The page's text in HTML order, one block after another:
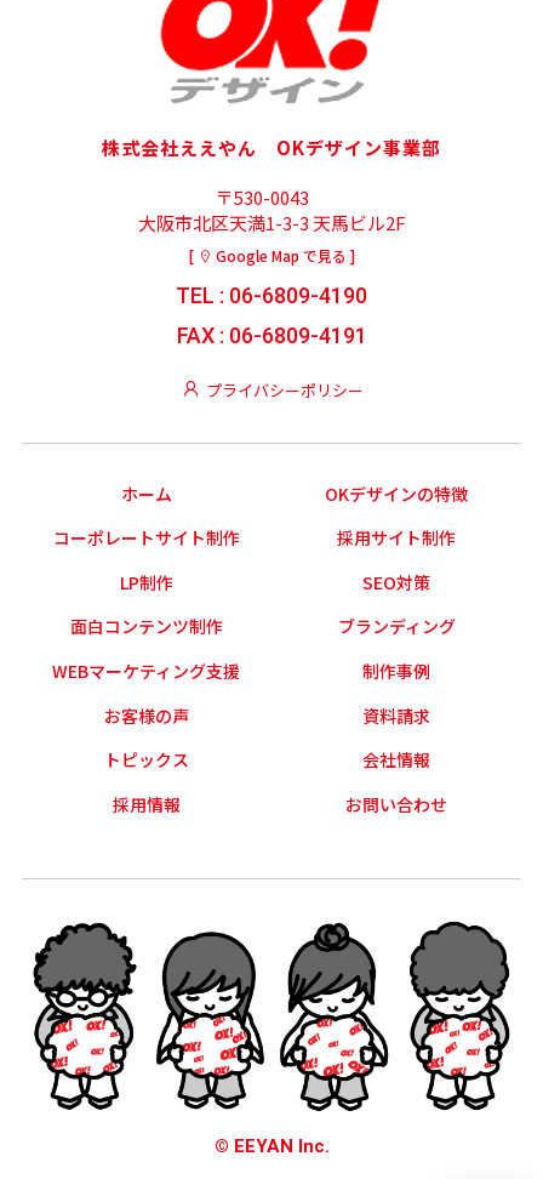
株式会社ええやん OKデザイン事業部
〒530-0043
大阪市北区天満1-3-3 天馬ビル2F
[ Google Map で見る ]
TEL : 06-6809-4190
FAX : 06-6809-4191
プライバシーポリシー
ホーム
OKデザインの特徴
コーポレートサイト制作
採用サイト制作
LP制作
SEO対策
面白コンテンツ制作
ブランディング
WEBマーケティング支援
制作事例
お客様の声
資料請求
トピックス
会社情報
採用情報
お問い合わせ
© EEYAN Inc.